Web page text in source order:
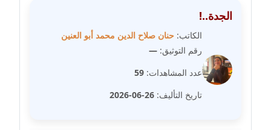
مدونة سمير حماد
عاملة
مدونة سهام كمال
عاملة
الجدة..!
الكاتب: حنان صلاح الدين محمد أبو العنين
رقم التوثيق: —
عدد المشاهدات: 59
تاريخ التأليف: 26-06-2026